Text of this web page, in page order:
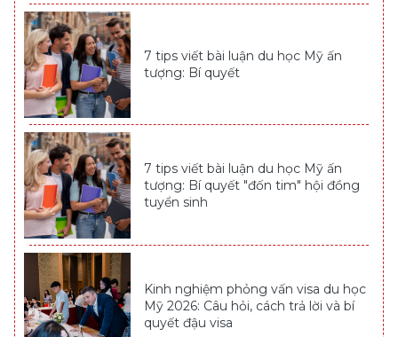
7 tips viết bài luận du học Mỹ ấn
tượng: Bí quyết
7 tips viết bài luận du học Mỹ ấn
tượng: Bí quyết "đốn tim" hội đồng
tuyển sinh
Kinh nghiệm phỏng vấn visa du học
Mỹ 2026: Câu hỏi, cách trả lời và bí
quyết đậu visa